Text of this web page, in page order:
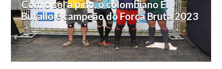
Com o sol a pino, o colombiano El
Bufallo é campeão do Força Bruta 2023